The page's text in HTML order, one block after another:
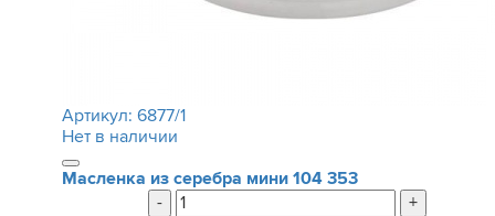
Артикул: 6877/1
Нет в наличии
Масленка из серебра мини 104 353
-
+